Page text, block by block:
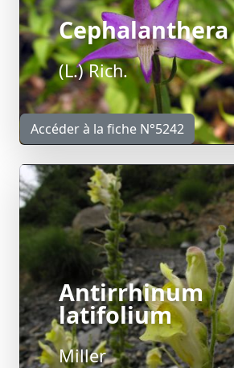
(L.) Rich.
Accéder à la fiche N°5242
Antirrhinum
latifolium
Miller